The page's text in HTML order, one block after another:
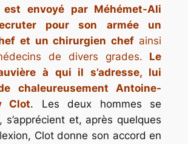
est envoyé par Méhémet-Ali
pour son armée un
et un chirurgien chef ainsi
de divers grades. Le
à qui il s’adresse, lui
chaleureusement Antoine-
Clot. Les deux hommes se
s’apprécient et, après quelques
Clot donne son accord en